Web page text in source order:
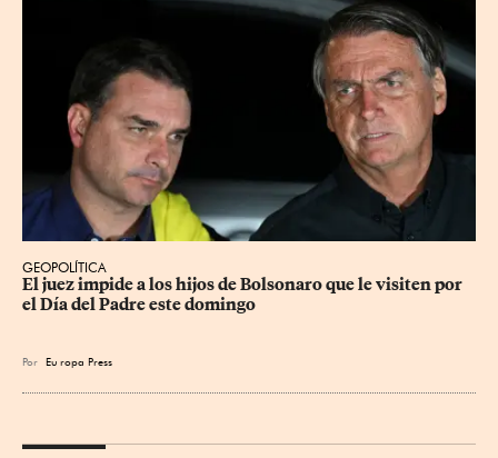
GEOPOLÍTICA
El juez impide a los hijos de Bolsonaro que le visiten por
el Día del Padre este domingo
Por Eu ropa Press